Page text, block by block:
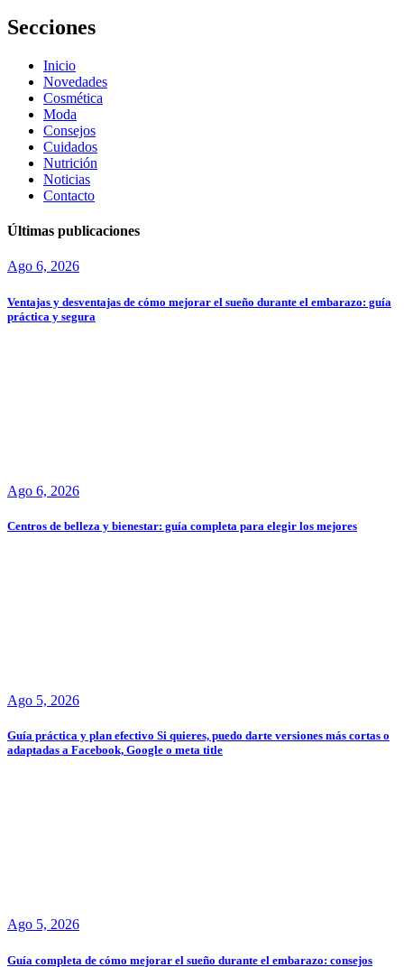
Secciones
Inicio
Novedades
Cosmética
Moda
Consejos
Cuidados
Nutrición
Noticias
Contacto
Últimas publicaciones
Ago 6, 2026
Ventajas y desventajas de cómo mejorar el sueño durante el embarazo: guía
práctica y segura
Ago 6, 2026
Centros de belleza y bienestar: guía completa para elegir los mejores
Ago 5, 2026
Guía práctica y plan efectivo Si quieres, puedo darte versiones más cortas o
adaptadas a Facebook, Google o meta title
Ago 5, 2026
Guía completa de cómo mejorar el sueño durante el embarazo: consejos